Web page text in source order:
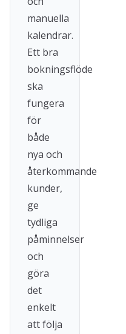
manuella
kalendrar.
Ett bra
bokningsflöde
ska
fungera
för
både
nya och
återkommande
kunder,
ge
tydliga
påminnelser
och
göra
det
enkelt
att följa